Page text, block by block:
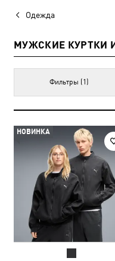
Одежда
МУЖСКИЕ КУРТКИ
Фильтры (1)
НОВИНКА